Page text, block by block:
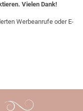
Vielen Dank!
Werbeanrufe oder E-